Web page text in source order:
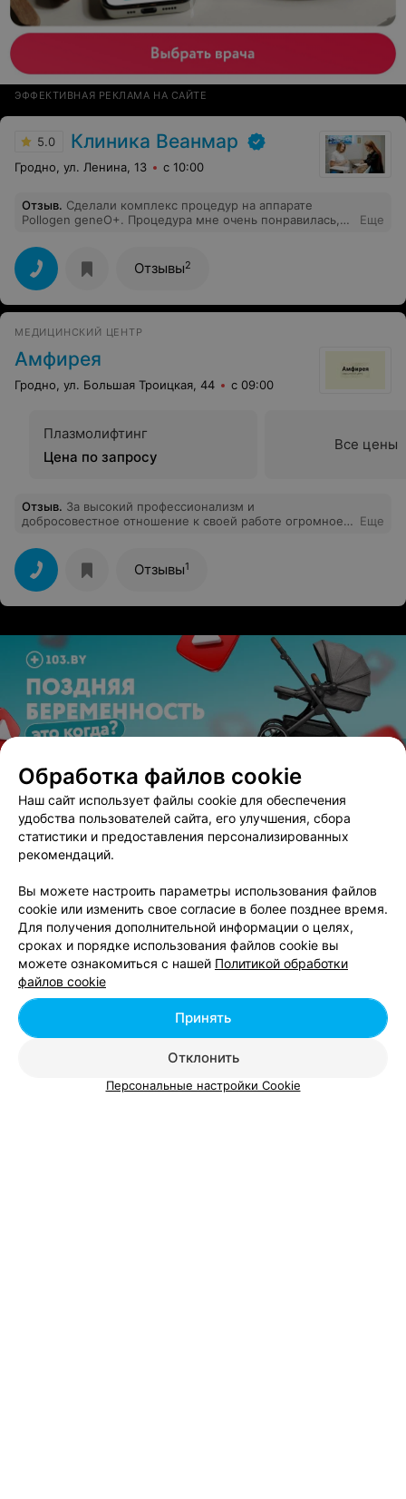
ЭФФЕКТИВНАЯ РЕКЛАМА НА САЙТЕ
5.0 Клиника Веанмар
Гродно, ул. Ленина, 13 с 10:00
Отзыв. Сделали комплекс процедур на аппарате
Pollogen geneО+. Процедура мне очень понравилась,
свежий, ухоженный вид. Получила только
положительные эмоции, обязательно приду на данную
процедуру. Желаю дальнейшего развития и
процветания! С уважением, Ирина.
Еще
Отзывы2
МЕДИЦИНСКИЙ ЦЕНТР
Амфирея
Гродно, ул. Большая Троицкая, 44 с 09:00
Плазмолифтинг
Цена по запросу
Все цены
Отзыв. За высокий профессионализм и
добросовестное отношение к своей работе огромное
за хорошее отношение хочу поблагодарить персонал
центра!
Еще
Отзывы1
ЭФФЕКТИВНАЯ РЕКЛАМА НА САЙТЕ
Вам будет интересно
Мезотерапия в Гродно
Инъекции диспорта в межбровье в Гродно
Инъекции диспорта в носогубные складки в
Обработка файлов cookie
Наш сайт использует файлы cookie для обеспечения
удобства пользователей сайта, его улучшения, сбора
статистики и предоставления персонализированных
рекомендаций.
Вы можете настроить параметры использования файлов
cookie или изменить свое согласие в более позднее время.
Для получения дополнительной информации о целях,
сроках и порядке использования файлов cookie вы
можете ознакомиться с нашей Политикой обработки
файлов cookie
Отклонить
Принять
Персональные настройки Cookie